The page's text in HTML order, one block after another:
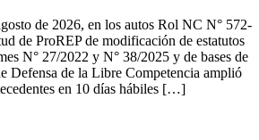
de 2026, en los autos Rol NC N° 572-
de ProREP de modificación de estatutos
N° 27/2022 y N° 38/2025 y de bases de
Defensa de la Libre Competencia amplió
en 10 días hábiles […]